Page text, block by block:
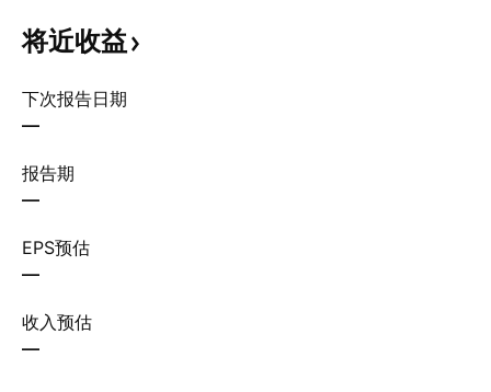
将近收益
下次报告日期
—
报告期
—
EPS预估
—
收入预估
—